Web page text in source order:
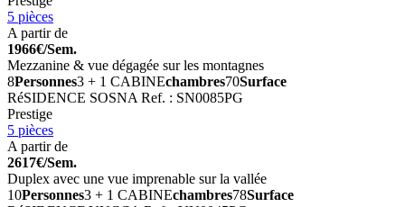
5 pièces
A partir de
1966€/Sem.
Mezzanine & vue dégagée sur les montagnes
8Personnes3 + 1 CABINEchambres70Surface
RéSIDENCE SOSNA Ref. : SN0085PG
Prestige
5 pièces
A partir de
2617€/Sem.
Duplex avec une vue imprenable sur la vallée
10Personnes3 + 1 CABINEchambres78Surface